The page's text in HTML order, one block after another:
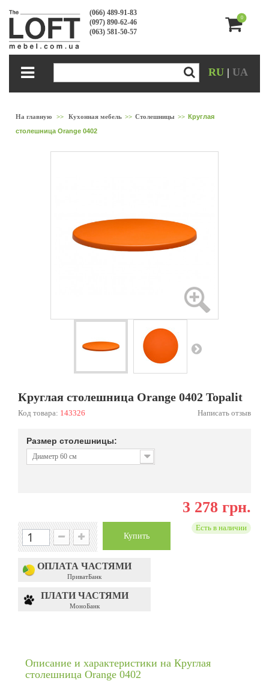
(066) 489-91-83
(097) 890-62-46
(063) 581-50-57
0
RU | UA
На главную >> Кухонная мебель >> Столешницы >> Круглая
столешница Orange 0402
Круглая столешница Orange 0402 Topalit
Код товара: 143326 Написать отзыв
Размер столешницы:
Диаметр 60 см
3 278 грн.
Купить
Есть в наличии
ОПЛАТА ЧАСТЯМИ
ПриватБанк
ПЛАТИ ЧАСТЯМИ
МоноБанк
Описание и характеристики на Круглая
столешница Orange 0402